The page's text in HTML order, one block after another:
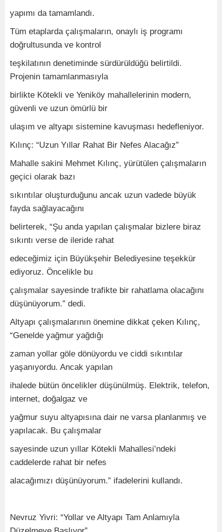
yapımı da tamamlandı.
Tüm etaplarda çalışmaların, onaylı iş programı
doğrultusunda ve kontrol
teşkilatının denetiminde sürdürüldüğü belirtildi.
Projenin tamamlanmasıyla
birlikte Kötekli ve Yeniköy mahallelerinin modern,
güvenli ve uzun ömürlü bir
ulaşım ve altyapı sistemine kavuşması hedefleniyor.
Kılınç: “Uzun Yıllar Rahat Bir Nefes Alacağız”
Mahalle sakini Mehmet Kılınç, yürütülen çalışmaların
geçici olarak bazı
sıkıntılar oluşturduğunu ancak uzun vadede büyük
fayda sağlayacağını
belirterek, “Şu anda yapılan çalışmalar bizlere biraz
sıkıntı verse de ileride rahat
edeceğimiz için Büyükşehir Belediyesine teşekkür
ediyoruz. Öncelikle bu
çalışmalar sayesinde trafikte bir rahatlama olacağını
düşünüyorum.” dedi.
Altyapı çalışmalarının önemine dikkat çeken Kılınç,
“Genelde yağmur yağdığı
zaman yollar göle dönüyordu ve ciddi sıkıntılar
yaşanıyordu. Ancak yapılan
ihalede bütün öncelikler düşünülmüş. Elektrik, telefon,
internet, doğalgaz ve
yağmur suyu altyapısına dair ne varsa planlanmış ve
yapılacak. Bu çalışmalar
sayesinde uzun yıllar Kötekli Mahallesi’ndeki
caddelerde rahat bir nefes
alacağımızı düşünüyorum.” ifadelerini kullandı.
Nevruz Yivri: “Yollar ve Altyapı Tam Anlamıyla